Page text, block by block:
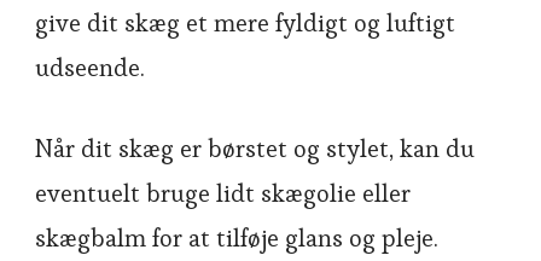
give dit skæg et mere fyldigt og luftigt
udseende.
Når dit skæg er børstet og stylet, kan du
eventuelt bruge lidt skægolie eller
skægbalm for at tilføje glans og pleje.